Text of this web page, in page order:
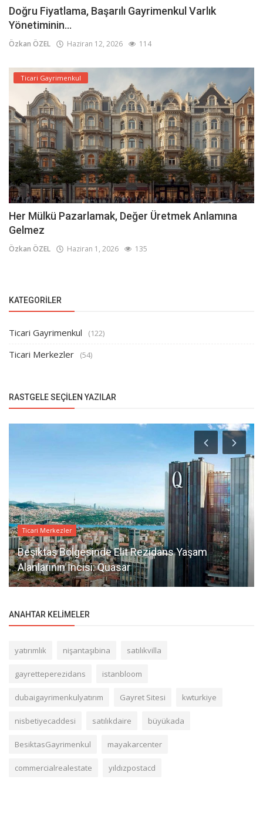
Doğru Fiyatlama, Başarılı Gayrimenkul Varlık
Yönetiminin...
Özkan ÖZEL Haziran 12, 2026 114
Ticari Gayrimenkul
Her Mülkü Pazarlamak, Değer Üretmek Anlamına
Gelmez
Özkan ÖZEL Haziran 1, 2026 135
KATEGORILER
Ticari Gayrimenkul (122)
Ticari Merkezler (54)
RASTGELE SEÇILEN YAZILAR
Ticari Merkezler
Beşiktaş Bölgesinde Elit Rezidans Yaşam
Alanlarının İncisi: Quasar
ANAHTAR KELIMELER
yatırımlık nişantaşıbina satılıkvilla
gayretteperezidans istanbloom
dubaigayrimenkulyatırım Gayret Sitesi kwturkiye
nisbetiyecaddesi satılıkdaire büyükada
BesiktasGayrimenkul mayakarcenter
commercialrealestate yıldızpostacd